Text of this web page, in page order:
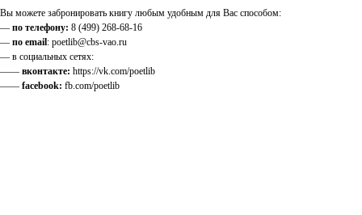
Вы можете забронировать книгу любым удобным для Вас способом:
— по телефону: 8 (499) 268-68-16
— по email: poetlib@cbs-vao.ru
— в социальных сетях:
—— вконтакте: https://vk.com/poetlib
—— facebook: fb.com/poetlib